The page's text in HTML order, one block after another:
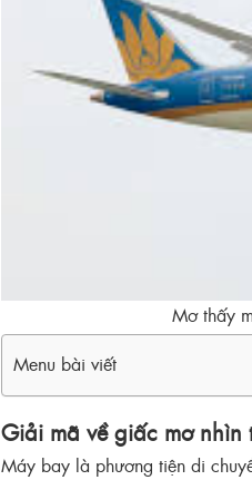
Mơ thấy
Menu bài viết
Giải mã về giấc mơ
Máy bay là phương tiện di